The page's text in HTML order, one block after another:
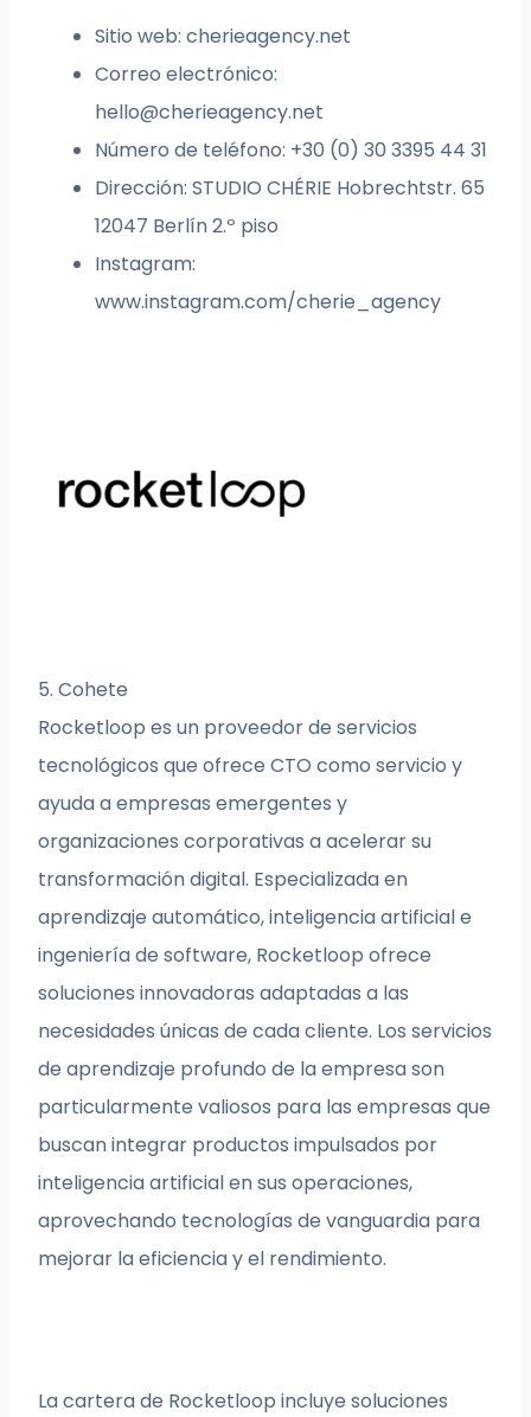
Sitio web: cherieagency.net
Correo electrónico:
hello@cherieagency.net
Número de teléfono: +30 (0) 30 3395 44 31
Dirección: STUDIO CHÉRIE Hobrechtstr. 65
12047 Berlín 2.º piso
Instagram:
www.instagram.com/cherie_agency
5. Cohete
Rocketloop es un proveedor de servicios
tecnológicos que ofrece CTO como servicio y
ayuda a empresas emergentes y
organizaciones corporativas a acelerar su
transformación digital. Especializada en
aprendizaje automático, inteligencia artificial e
ingeniería de software, Rocketloop ofrece
soluciones innovadoras adaptadas a las
necesidades únicas de cada cliente. Los servicios
de aprendizaje profundo de la empresa son
particularmente valiosos para las empresas que
buscan integrar productos impulsados por
inteligencia artificial en sus operaciones,
aprovechando tecnologías de vanguardia para
mejorar la eficiencia y el rendimiento.
La cartera de Rocketloop incluye soluciones